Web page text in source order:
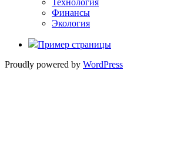
Финансы
Экология
Пример страницы
Proudly powered by WordPress